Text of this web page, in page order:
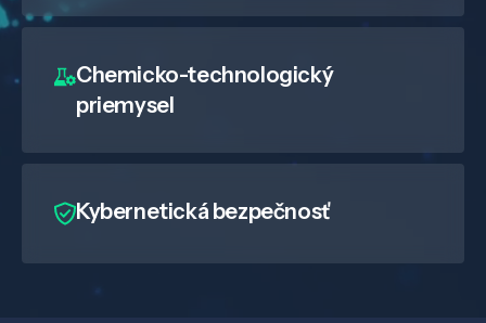
Chemicko-technologický
priemysel
Kybernetická bezpečnosť